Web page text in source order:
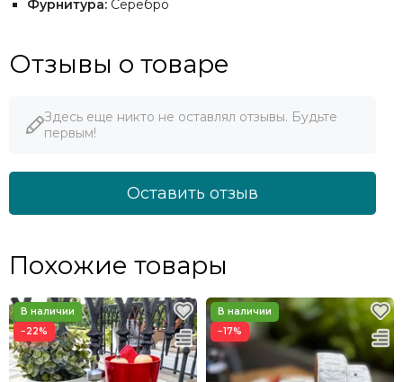
Фурнитура: Серебро
Отзывы о товаре
Здесь еще никто не оставлял отзывы. Будьте
первым!
Оставить отзыв
Похожие товары
−22% −17%